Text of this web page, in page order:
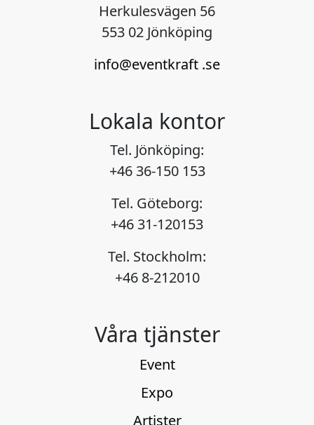
Herkulesvägen 56
553 02 Jönköping
info@eventkraft .se
Lokala kontor
Tel. Jönköping:
+46 36-150 153
Tel. Göteborg:
+46 31-120153
Tel. Stockholm:
+46 8-212010
Våra tjänster
Event
Expo
Artister